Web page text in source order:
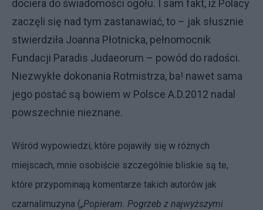
dociera do świadomości ogółu. I sam fakt, iż Polacy
zaczęli się nad tym zastanawiać, to – jak słusznie
stwierdziła Joanna Płotnicka, pełnomocnik
Fundacji Paradis Judaeorum – powód do radości.
Niezwykłe dokonania Rotmistrza, ba! nawet sama
jego postać są bowiem w Polsce A.D.2012 nadal
powszechnie nieznane.
Wśród wypowiedzi, które pojawiły się w różnych
miejscach, mnie osobiście szczególnie bliskie są te,
które przypominają komentarze takich autorów jak
czarnalimuzyna („Popieram. Pogrzeb z najwyższymi